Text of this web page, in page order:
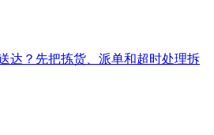
达？先把拣货、派单和超时处理拆